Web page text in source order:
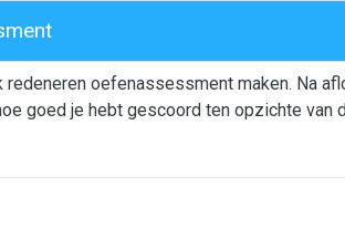
oefenassessment maken. Na
goed je hebt gescoord ten opzichte van